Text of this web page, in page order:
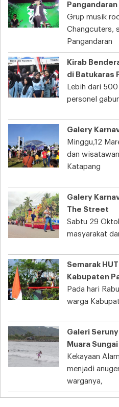
Pangandaran
Grup musik
Changcuters,
Pangandaran
Kirab
di Batukaras
Lebih dari
personel
Galery
Minggu,12
dan
Katapang
Galery
The Street
Sabtu 29
masyarakat
Semarak
Kabupaten
Pada hari
warga
Galeri
Muara
Kekayaan
menjadi
warganya,